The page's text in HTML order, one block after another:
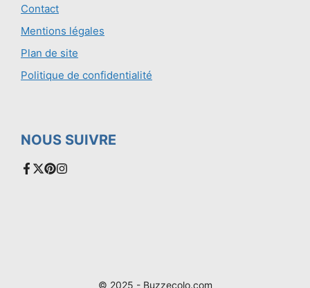
Contact
Mentions légales
Plan de site
Politique de confidentialité
NOUS SUIVRE
© 2025 - Buzzecolo.com